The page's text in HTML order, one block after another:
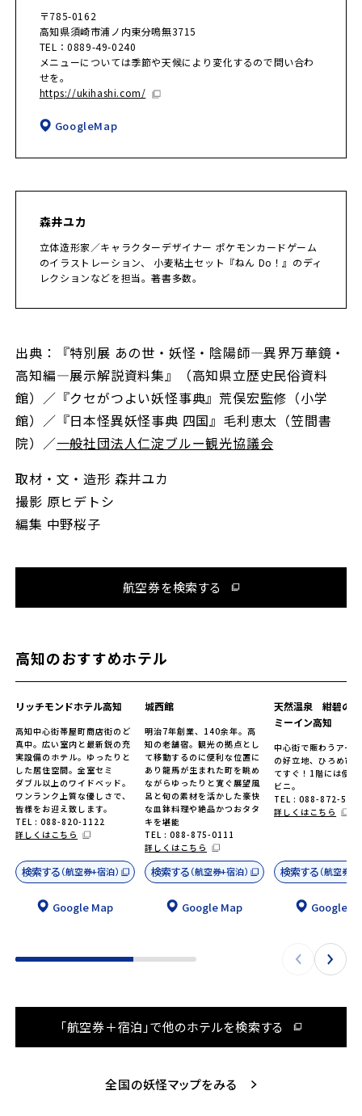
〒785-0162
高知県須崎市浦ノ内東分鳴無3715
TEL：0889-49-0240
メニューについては季節や天候により変化するので問い合わ
せを。
https://ukihashi.com/
GoogleMap
森井ユカ
立体造形家／キャラクターデザイナー ポケモンカードゲーム
のイラストレーション、 小麦粘土セット『ねん Do！』のディ
レクションなどを担当。著書多数。
出典：『特別展 あの世・妖怪・陰陽師―異界万華鏡・
高知編―展示解説資料集』（高知県立歴史民俗資料
館）／『クセがつよい妖怪事典』荒俣宏監修（小学
館）／『日本怪異妖怪事典 四国』毛利恵太（笠間書
院）／一般社団法人仁淀ブルー観光協議会
取材・文・造形 森井ユカ
撮影 原ヒデトシ
編集 中野桜子
航空券を検索する
高知のおすすめホテル
リッチモンドホテル高知
高知中心街帯屋町商店街のど
真中。広い室内と最新鋭の充
実設備のホテル。ゆったりと
した居住空間。全室セミ
ダブル以上のワイドベッド。
ワンランク上質な優しさで、
皆様をお迎え致します。
TEL : 088-820-1122
詳しくはこちら
検索する（航空券+宿泊）
Google Map
城西館
明治7年創業、140余年。高
知の老舗宿。観光の拠点とし
て移動するのに便利な位置に
あり龍馬が生まれた町を眺め
ながらゆったりと寛ぐ展望風
呂と旬の素材を活かした豪快
な皿鉢料理や絶品かつおタタ
キを堪能
TEL : 088-875-0111
詳しくはこちら
検索する（航空券+宿泊）
Google Map
天然温泉 紺碧の
ミーイン高知
中心街で賑わうアー
の好立地、ひろめ市
てすぐ！1階には便利
ビニ。
TEL : 088-872-
詳しくはこちら
検索する（航空券+
Google
「航空券＋宿泊」で他のホテルを検索する
全国の妖怪マップをみる